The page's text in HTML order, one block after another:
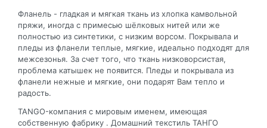
Фланель - гладкая и мягкая ткань из хлопка камвольной
пряжи, иногда с примесью шёлковых нитей или же
полностью из синтетики, с низким ворсом. Покрывала и
пледы из фланели теплые, мягкие, идеально подходят для
межсезонья. За счет того, что ткань низковорсистая,
проблема катышек не появится. Пледы и покрывала из
фланели нежные и мягкие, они подарят Вам тепло и
радость.
TANGO-компания с мировым именем, имеющая
собственную фабрику . Домашний текстиль ТАНГО